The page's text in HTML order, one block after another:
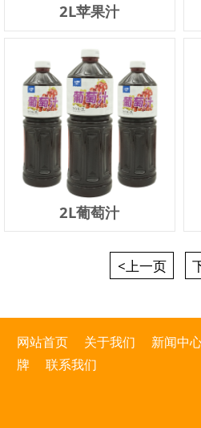
2L苹果汁
2L葡萄汁
<上一页
网站首页 关于我们 新闻中
牌
联系我们